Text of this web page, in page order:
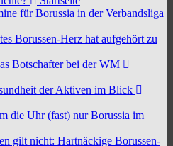
für Borussia in der Verbandsliga
Borussen-Herz hat aufgehört zu
Botschafter bei der WM
der Aktiven im Blick
die Uhr (fast) nur Borussia im
gilt nicht: Hartnäckige Borussen-